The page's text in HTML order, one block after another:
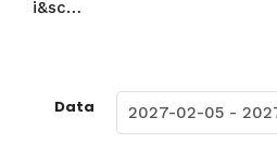
i&sc…
Data